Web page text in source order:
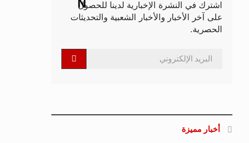
اشترك في النشرة الإخبارية لدينا للحصول
على آخر الأخبار والأخبار الشعبية والتحديثات
الحصرية.
أخبار مميزة